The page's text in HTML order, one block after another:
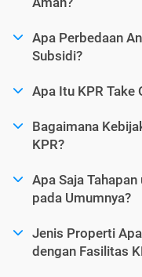
Apa Perbedaan
Subsidi?
Apa Itu KPR Take
Bagaimana
KPR?
Apa Saja
pada Umumnya?
Jenis Properti
dengan Fasilitas